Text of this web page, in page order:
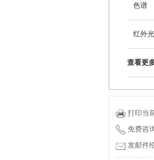
色谱
红外
查看更
打印当
免费咨
发邮件